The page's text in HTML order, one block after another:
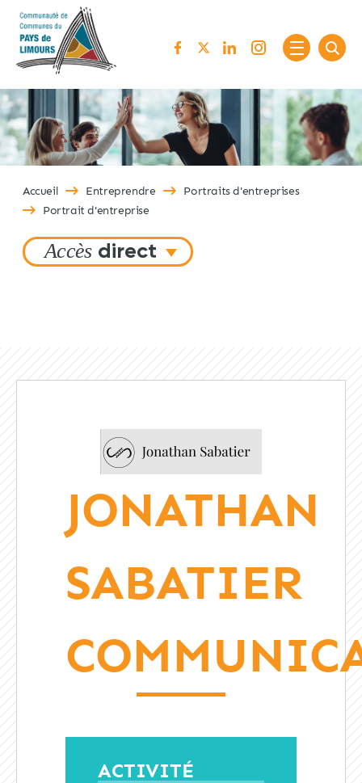
Passer au contenu
Accueil Entreprendre
Portraits d'entreprises
Portrait d'entreprise
Accès direct
JONATHAN
SABATIER
ACTIVITÉ